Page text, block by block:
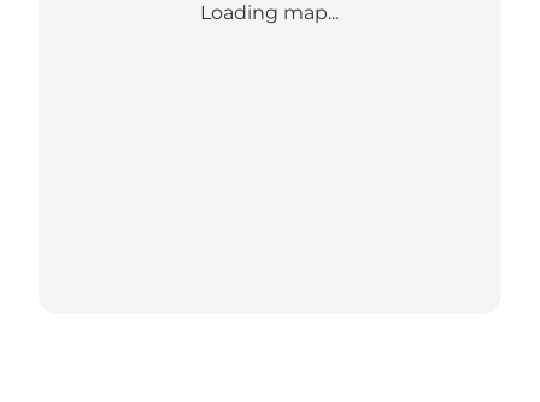
Loading map...